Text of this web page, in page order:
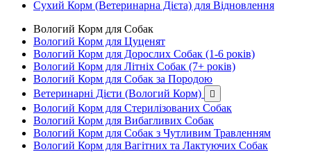
Сухий Корм (Ветеринарна Дієта) для Відновлення
Вологий Корм для Собак
Вологий Корм для Цуценят
Вологий Корм для Дорослих Собак (1-6 років)
Вологий Корм для Літніх Собак (7+ років)
Вологий Корм для Собак за Породою
Ветеринарні Дієти (Вологий Корм)

Вологий Корм для Стерилізованих Собак
Вологий Корм для Вибагливих Собак
Вологий Корм для Собак з Чутливим Травленням
Вологий Корм для Вагітних та Лактуючих Собак